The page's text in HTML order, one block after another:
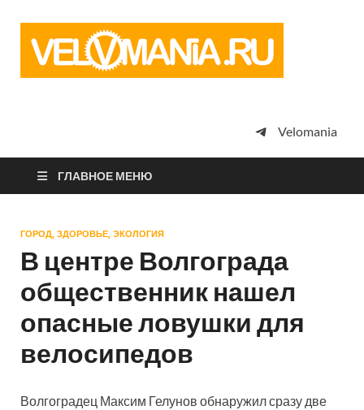
просто
Velomania
ГЛАВНОЕ МЕНЮ
ГОРОД, ЗДОРОВЬЕ, ЭКОЛОГИЯ
В центре Волгограда
общественник нашел
опасные ловушки для
велосипедов
Волгоградец Максим Гелунов обнаружил сразу две